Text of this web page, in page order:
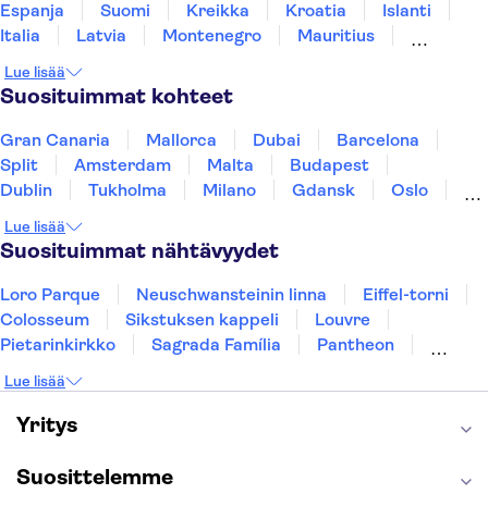
Collection
Ac Hotel Lima Miraflores
Linda y Comoda Habitacion
Privada Miraflores 402-1
Suites Del Bosque Hotel
Country Club Lima Hotel
Espanja
Suomi Kreikka Kroatia
Islanti
Italia
Latvia Montenegro
Mauritius
Thaimaa
Turkki
Lue lisää
Suosituimmat kohteet
Gran Canaria Mallorca Dubai
Barcelona
Split
Amsterdam Malta
Budapest
Dublin
Tukholma Milano Gdansk
Oslo
Tallinna
Ljubljana Riika
Lue lisää
Suosituimmat nähtävyydet
Loro Parque Neuschwansteinin linna
Eiffel-torni
Colosseum
Sikstuksen kappeli
Louvre
Pietarinkirkko
Sagrada Família
Pantheon
Keukenhof
London Eye
Montmartre
Wieliczkan suolakaivos
Lue lisää
Yritys
Suosittelemme